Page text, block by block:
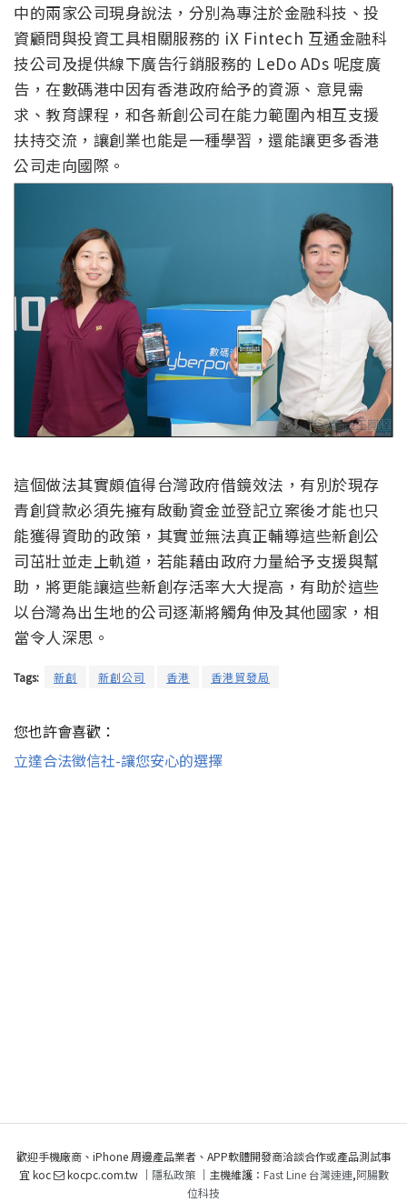
中的兩家公司現身說法，分別為專注於金融科技、投
資顧問與投資工具相關服務的 iX Fintech 互通金融科
技公司及提供線下廣告行銷服務的 LeDo ADs 呢度廣
告，在數碼港中因有香港政府給予的資源、意見需
求、教育課程，和各新創公司在能力範圍內相互支援
扶持交流，讓創業也能是一種學習，還能讓更多香港
公司走向國際。
這個做法其實頗值得台灣政府借鏡效法，有別於現存
青創貸款必須先擁有啟動資金並登記立案後才能也只
能獲得資助的政策，其實並無法真正輔導這些新創公
司茁壯並走上軌道，若能藉由政府力量給予支援與幫
助，將更能讓這些新創存活率大大提高，有助於這些
以台灣為出生地的公司逐漸將觸角伸及其他國家，相
當令人深思。
Tags: 新創 新創公司 香港 香港貿發局
您也許會喜歡：
立達合法徵信社-讓您安心的選擇
歡迎手機廠商、iPhone 周邊產品業者、APP軟體開發商洽談合作或產品測試事
宜 koc
kocpc.com.tw ｜ 隱私政策｜主機維護： Fast Line 台灣速連,阿腸數
位科技